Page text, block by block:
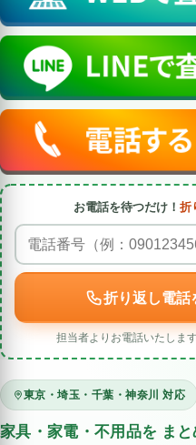
お電話を待つだけ！ 折
折り返し電話
担当者よりお電話いたしま
東京・埼玉・千葉・神奈川 対応
家具・家電・不用品を まと